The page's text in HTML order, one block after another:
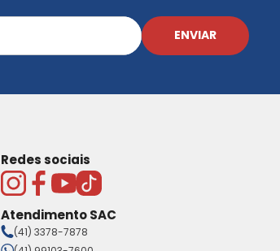
ENVIAR
Redes sociais
Atendimento SAC
(41) 3378-7878